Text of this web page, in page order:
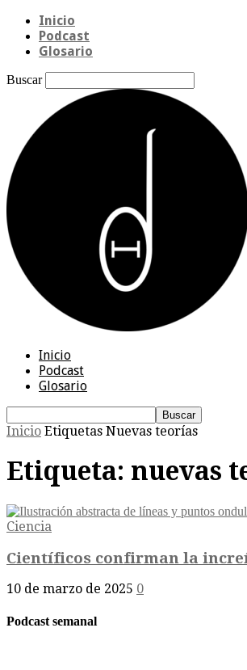
Inicio
Podcast
Glosario
Buscar
Inicio
Podcast
Glosario
Inicio Etiquetas Nuevas teorías
Etiqueta: nuevas
Ciencia
Científicos confirman la
10 de marzo de 2025 0
Podcast semanal